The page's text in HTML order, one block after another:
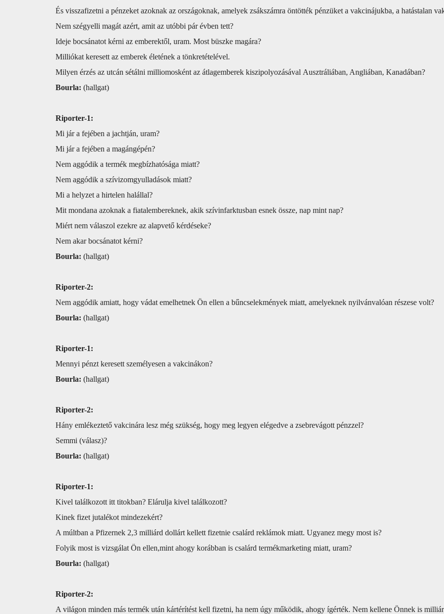
És visszafizetni a pénzeket azoknak az országoknak, amelyek zsákszámra öntötték pénzüket a vakcinájukba, a hatástalan
Nem szégyelli magát azért, amit az utóbbi pár évben tett?
Ideje bocsánatot kérni az emberektől, uram. Most büszke magára?
Milliókat keresett az emberek életének a tönkretételével.
Milyen érzés az utcán sétálni milliomosként az átlagemberek kiszipolyozásával Ausztráliában, Angliában, Kanadában?
Bourla: (hallgat)
Riporter-1:
Mi jár a fejében a jachtján, uram?
Mi jár a fejében a magángépén?
Nem aggódik a termék megbízhatósága miatt?
Nem aggódik a szívizomgyulladások miatt?
Mi a helyzet a hirtelen halállal?
Mit mondana azoknak a fiatalembereknek, akik szívinfarktusban esnek össze, nap mint nap?
Miért nem válaszol ezekre az alapvető kérdéseke?
Nem akar bocsánatot kérni?
Bourla: (hallgat)
Riporter-2:
Nem aggódik amiatt, hogy vádat emelhetnek Ön ellen a bűncselekmények miatt, amelyeknek nyilvánvalóan részese volt?
Bourla: (hallgat)
Riporter-1:
Mennyi pénzt keresett személyesen a vakcinákon?
Bourla: (hallgat)
Riporter-2:
Hány emlékeztető vakcinára lesz még szükség, hogy meg legyen elégedve a zsebrevágott pénzzel?
Semmi (válasz)?
Bourla: (hallgat)
Riporter-1:
Kivel találkozott itt titokban? Elárulja kivel találkozott?
Kinek fizet jutalékot mindezekért?
A múltban a Pfizernek 2,3 milliárd dollárt kellett fizetnie csalárd reklámok miatt. Ugyanez megy most is?
Folyik most is vizsgálat Ön ellen,mint ahogy korábban is csalárd termékmarketing miatt, uram?
Bourla: (hallgat)
Riporter-2:
A világon minden más termék után kártérítést kell fizetni, ha nem úgy működik, ahogy ígérték. Nem kellene Önnek is